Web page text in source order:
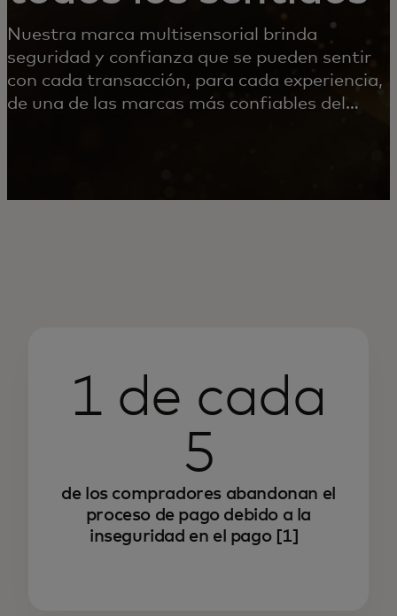
Nuestra marca multisensorial brinda
seguridad y confianza que se pueden sentir
con cada transacción, para cada experiencia,
de una de las marcas más confiables del
1 de cada
5
de los compradores abandonan el
proceso de pago debido a la
inseguridad en el pago [1]